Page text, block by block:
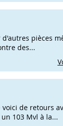
pièces
des...
de retours
103 Mvl à la...